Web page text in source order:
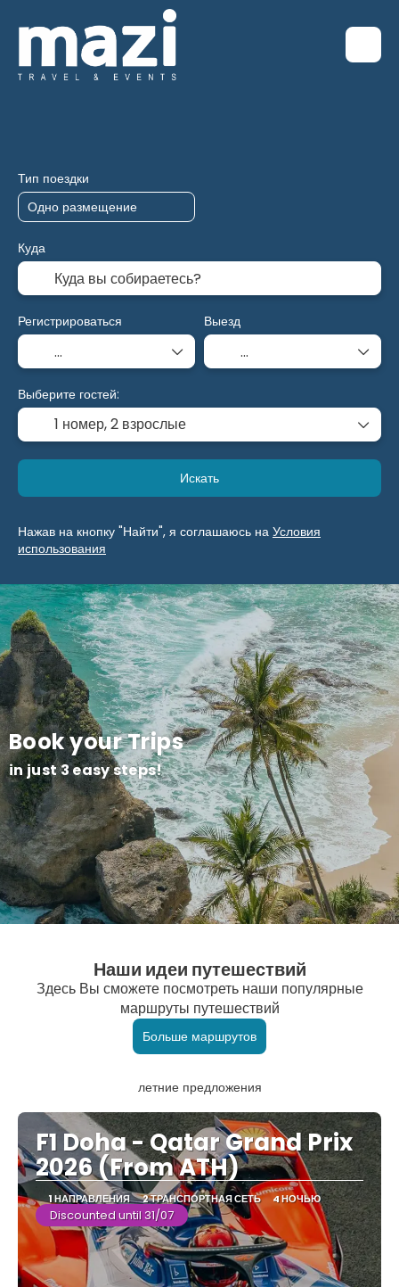
Book your Trips
in just 3 easy steps!
Тип поездки
Куда
Регистрироваться Выезд
Выберите гостей:
1 номер,2 взрослые
Искать
Нажав на кнопку "Найти", я соглашаюсь на Условия
использования
Наши идеи путешествий
Здесь Вы сможете посмотреть наши популярные
маршруты путешествий
Больше маршрутов
летние предложения
F1 Doha - Qatar Grand Prix
2026 (From ATH)
1 НАПРАВЛЕНИЯ 2 ТРАНСПОРТНАЯ СЕТЬ 4 НОЧЬЮ
Discounted until 31/07